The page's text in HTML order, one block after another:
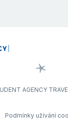
AGENCY
Podmínky užívání